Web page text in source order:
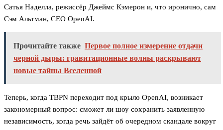
Сатья Наделла, режиссёр Джеймс Кэмерон и, что иронично, сам
Сэм Альтман, CEO OpenAI.
Прочитайте также Первое полное измерение отдачи
черной дыры: гравитационные волны раскрывают
новые тайны Вселенной
Теперь, когда TBPN переходит под крыло OpenAI, возникает
закономерный вопрос: сможет ли шоу сохранить заявленную
независимость, когда речь зайдёт об очередном скандале вокруг